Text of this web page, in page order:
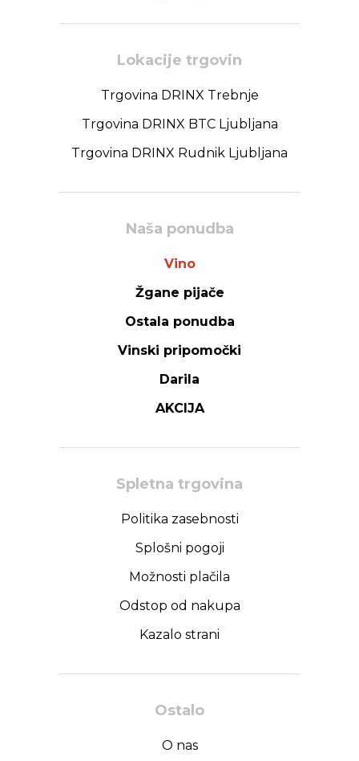
Lokacije trgovin
Trgovina DRINX Trebnje
Trgovina DRINX BTC Ljubljana
Trgovina DRINX Rudnik Ljubljana
Naša ponudba
Vino
Žgane pijače
Ostala ponudba
Vinski pripomočki
Darila
AKCIJA
Spletna trgovina
Politika zasebnosti
Splošni pogoji
Možnosti plačila
Odstop od nakupa
Kazalo strani
Ostalo
O nas